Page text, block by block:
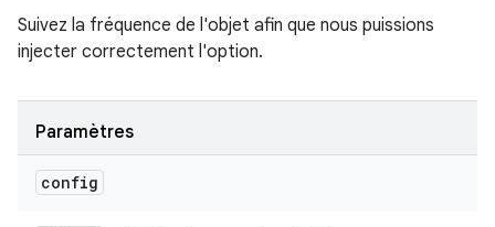
Suivez la fréquence de l'objet afin que nous puissions
injecter correctement l'option.
Paramètres
config